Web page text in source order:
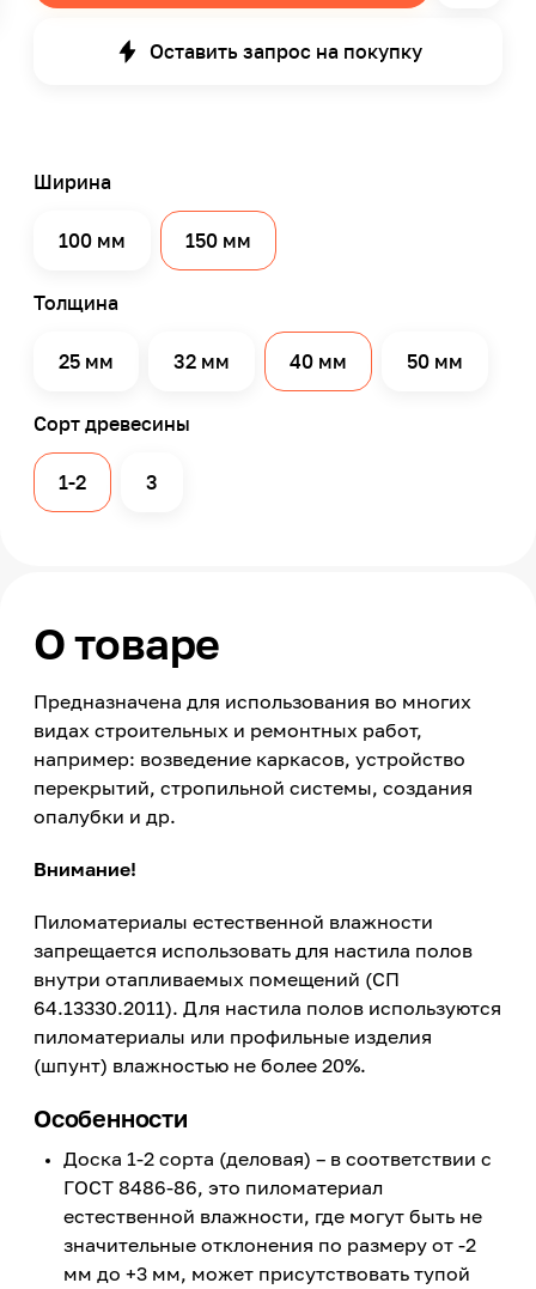
Оставить запрос на покупку
Ширина
100 мм 150 мм
Толщина
25 мм 32 мм 40 мм 50 мм
Сорт древесины
1-2 3
О товаре
Предназначена для использования во многих
видах строительных и ремонтных работ,
например: возведение каркасов, устройство
перекрытий, стропильной системы, создания
опалубки и др.
Внимание!
Пиломатериалы естественной влажности
запрещается использовать для настила полов
внутри отапливаемых помещений (СП
64.13330.2011). Для настила полов используются
пиломатериалы или профильные изделия
(шпунт) влажностью не более 20%.
Особенности
Доска 1-2 сорта (деловая) – в соответствии с
ГОСТ 8486-86, это пиломатериал
естественной влажности, где могут быть не
значительные отклонения по размеру от -2
мм до +3 мм, может присутствовать тупой